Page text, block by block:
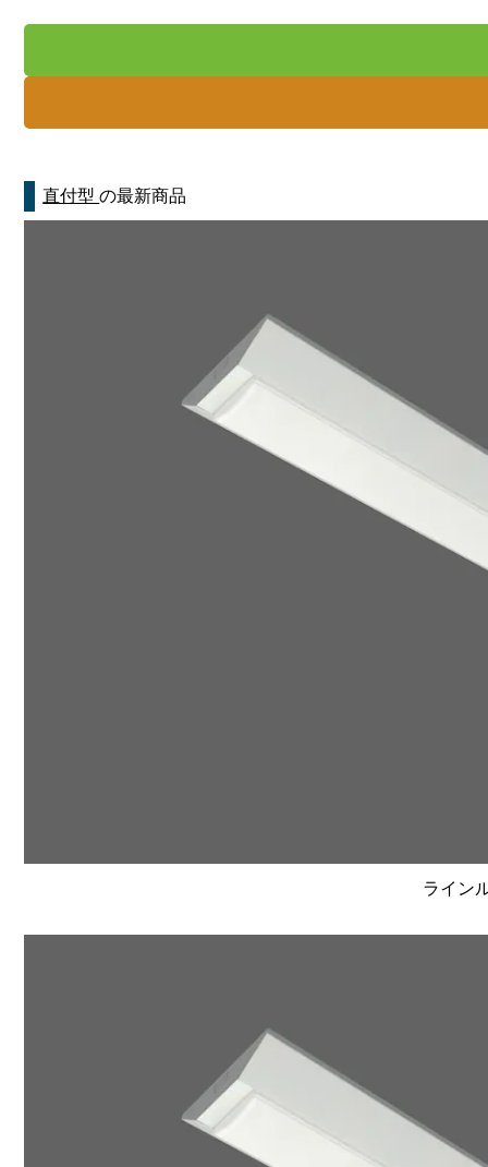
直付型の最新商品
ライン